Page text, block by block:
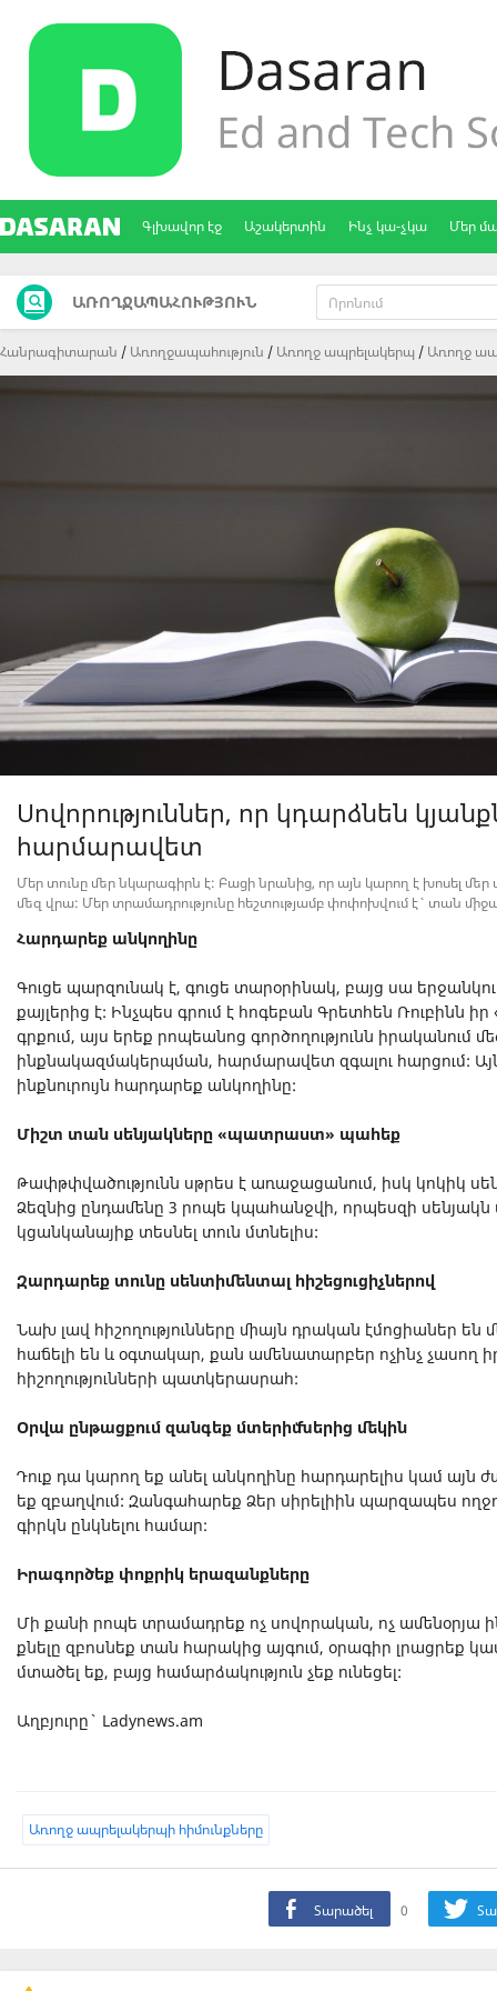
Գլխավոր էջ Աշակերտին Ինչ կա-չկա Մեր
ԱՌՈՂՋԱՊԱՀՈՒԹՅՈՒՆ
Հանրագիտարան Առողջապահություն Առողջ ապրելակերպ Առողջ
Սովորություններ, որ կդարձնեն
հարմարավետ
Մեր տունը մեր նկարագիրն է: Բացի նրանից, որ այն կարող է խոսել
մեզ վրա: Մեր տրամադրությունը հեշտությամբ փոփոխվում է` տան
Հարդարեք անկողինը
Գուցե պարզունակ է, գուցե տարօրինակ, բայց սա
քայլերից է: Ինչպես գրում է հոգեբան Գրետհեն Ռուբինն
գրքում, այս երեք րոպեանոց գործողությունն իրականում
ինքնակազմակերպման, հարմարավետ զգալու հարցում:
ինքնուրույն հարդարեք անկողինը:
Միշտ տան սենյակները «պատրաստ» պահեք
Թափթփվածությունն սթրես է առաջացանում, իսկ կոկիկ
Ձեզնից ընդամենը 3 րոպե կպահանջվի, որպեսզի սենյակն
կցանկանայիք տեսնել տուն մտնելիս:
Զարդարեք տունը սենտիմենտալ հիշեցուցիչներով
Նախ լավ հիշողությունները միայն դրական էմոցիաներ
հաճելի են և օգտակար, քան ամենատարբեր ոչինչ չասող
հիշողությունների պատկերասրահ:
Օրվա ընթացքում զանգեք մտերիմներից մեկին
Դուք դա կարող եք անել անկողինը հարդարելիս կամ այն
եք զբաղվում: Զանգահարեք Ձեր սիրելիին պարզապես
գիրկն ընկնելու համար:
Իրագործեք փոքրիկ երազանքները
Մի քանի րոպե տրամադրեք ոչ սովորական, ոչ ամենօրյա
քնելը զբոսնեք տան հարակից այգում, օրագիր լրացրեք
մտածել եք, բայց համարձակություն չեք ունեցել:
Աղբյուրը` Ladynews.am
Առողջ ապրելակերպի հիմունքները
Տարածել 0